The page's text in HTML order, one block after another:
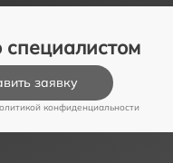
специалистом
заявку
конфиденциальности